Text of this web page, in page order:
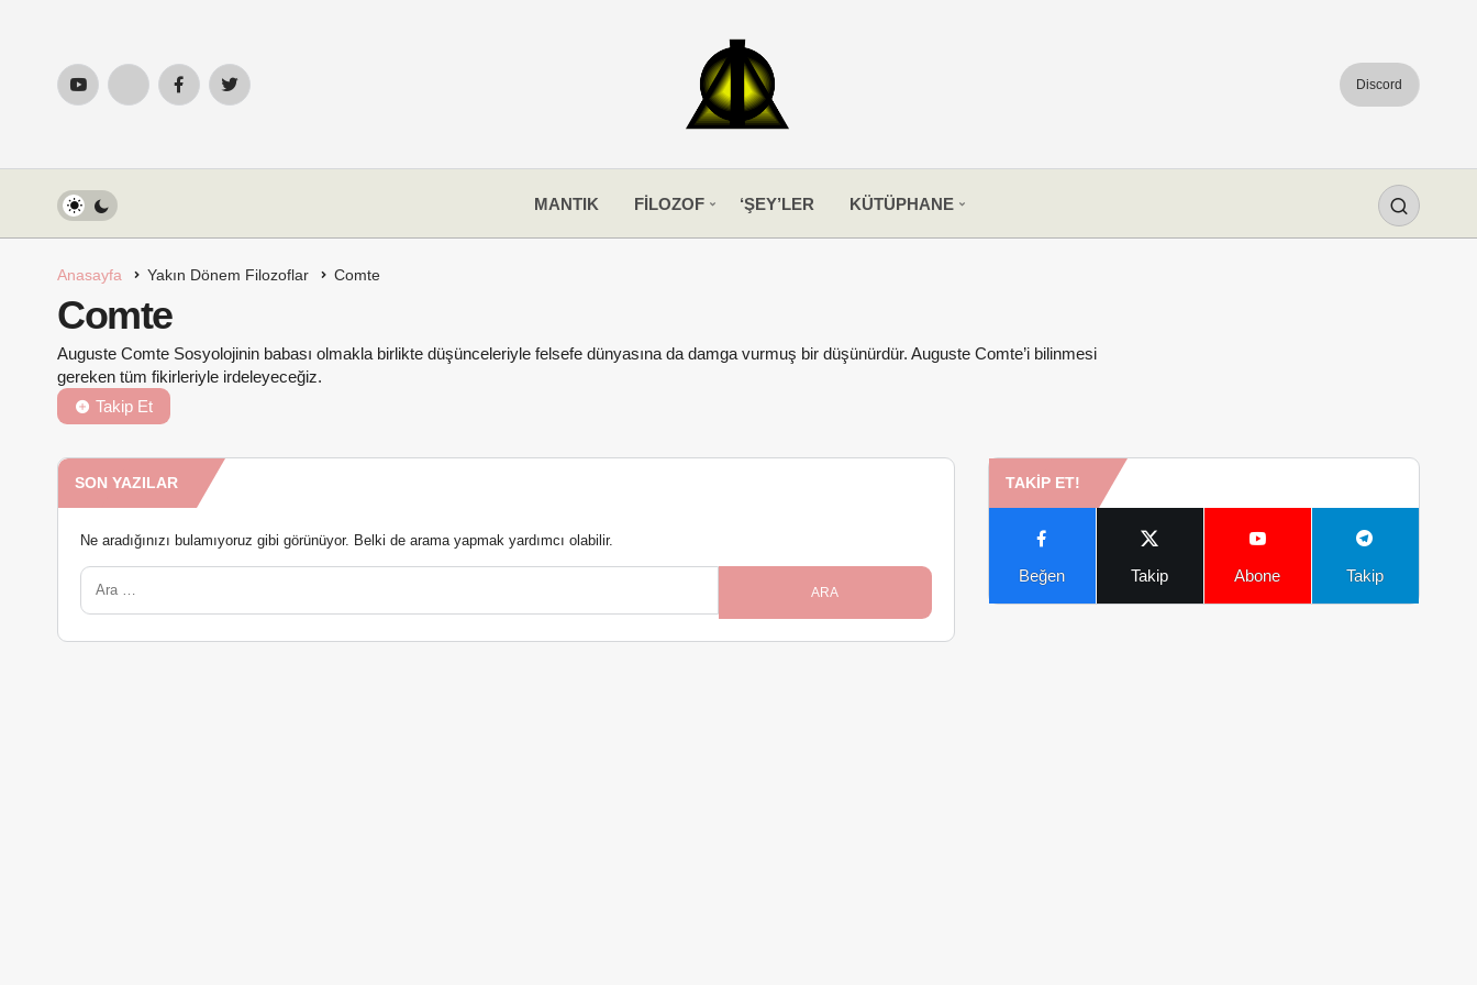
Discord
MANTIK FİLOZOF ‘ŞEY’LER KÜTÜPHANE
Anasayfa Yakın Dönem Filozoflar Comte
Comte
Auguste Comte Sosyolojinin babası olmakla birlikte düşünceleriyle felsefe dünyasına da damga vurmuş bir düşünürdür. Auguste Comte’i bilinmesi
gereken tüm fikirleriyle irdeleyeceğiz.
Takip Et
SON YAZILAR
Ne aradığınızı bulamıyoruz gibi görünüyor. Belki de arama yapmak yardımcı olabilir.
TAKIP ET!
Beğen Takip Abone Takip